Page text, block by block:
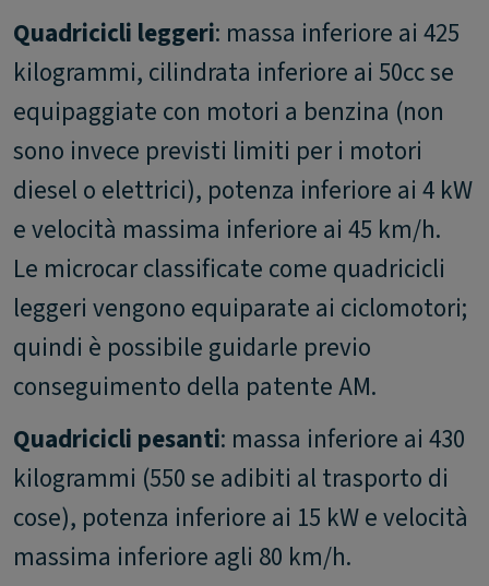
Quadricicli leggeri: massa inferiore ai 425
kilogrammi, cilindrata inferiore ai 50cc se
equipaggiate con motori a benzina (non
sono invece previsti limiti per i motori
diesel o elettrici), potenza inferiore ai 4 kW
e velocità massima inferiore ai 45 km/h.
Le microcar classificate come quadricicli
leggeri vengono equiparate ai ciclomotori;
quindi è possibile guidarle previo
conseguimento della patente AM.
Quadricicli pesanti: massa inferiore ai 430
kilogrammi (550 se adibiti al trasporto di
cose), potenza inferiore ai 15 kW e velocità
massima inferiore agli 80 km/h.